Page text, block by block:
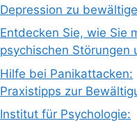
Depression zu
Entdecken Sie, wie Sie
psychischen Störungen
Hilfe bei Panikattacken:
Praxistipps zur
Institut für Psychologie: